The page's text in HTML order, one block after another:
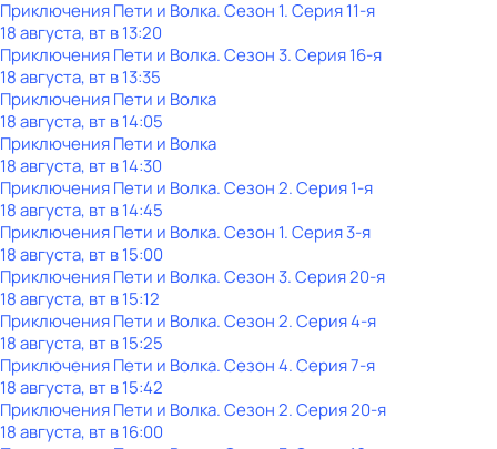
Приключения Пети и Волка. Сезон 1. Серия 11-я
18 августа, вт в 13:20
Приключения Пети и Волка. Сезон 3. Серия 16-я
18 августа, вт в 13:35
Приключения Пети и Волка
18 августа, вт в 14:05
Приключения Пети и Волка
18 августа, вт в 14:30
Приключения Пети и Волка. Сезон 2. Серия 1-я
18 августа, вт в 14:45
Приключения Пети и Волка. Сезон 1. Серия 3-я
18 августа, вт в 15:00
Приключения Пети и Волка. Сезон 3. Серия 20-я
18 августа, вт в 15:12
Приключения Пети и Волка. Сезон 2. Серия 4-я
18 августа, вт в 15:25
Приключения Пети и Волка. Сезон 4. Серия 7-я
18 августа, вт в 15:42
Приключения Пети и Волка. Сезон 2. Серия 20-я
18 августа, вт в 16:00